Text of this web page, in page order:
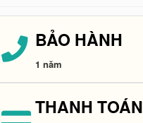
BẢO HÀNH
1 năm
THANH TOÁN